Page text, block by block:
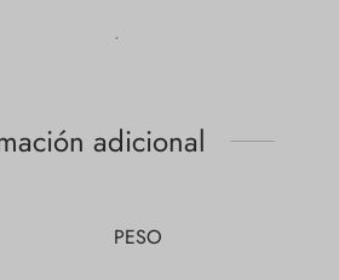
.
adicional
PESO